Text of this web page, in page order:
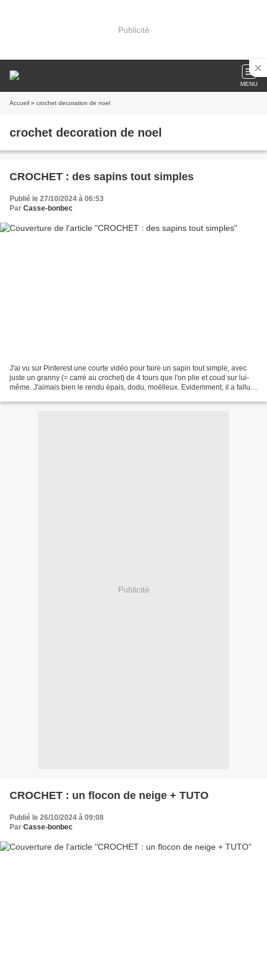
Publicité
MENU
Accueil » crochet decoration de noel
crochet decoration de noel
CROCHET : des sapins tout simples
Publié le 27/10/2024 à 06:53
Par Casse-bonbec
J'ai vu sur Pinterest une courte vidéo pour faire un sapin tout simple, avec
juste un granny (= carré au crochet) de 4 tours que l'on plie et coud sur lui-
même. J'aimais bien le rendu épais, dodu, moëlleux. Evidemment, il a fallu
Publicité
CROCHET : un flocon de neige + TUTO
Publié le 26/10/2024 à 09:08
Par Casse-bonbec